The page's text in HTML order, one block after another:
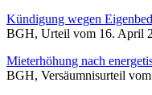
Kündigung wegen
BGH, Urteil vom 16. April
Mieterhöhung nach
BGH, Versäumnisurteil